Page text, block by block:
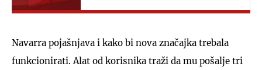
Navarra pojašnjava i kako bi nova značajka trebala
funkcionirati. Alat od korisnika traži da mu pošalje tri